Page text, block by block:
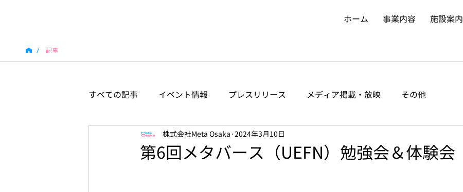
ホーム 事業内容 施設案内
/ 記事
すべての記事 イベント情報 プレスリリース メディア掲載・放映 その他
第6回メタバース（UEFN）勉強会＆体験会
株式会社Meta Osaka 2024年3月10日